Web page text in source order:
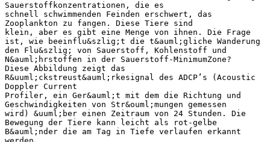
Sauerstoffkonzentrationen, die es
schnell schwimmenden Feinden erschwert, das
Zooplankton zu fangen. Diese Tiere sind
klein, aber es gibt eine Menge von ihnen. Die Frage
ist, wie beeinflu&szlig;t die t&auml;gliche Wanderung
den Flu&szlig; von Sauerstoff, Kohlenstoff und
N&auml;hrstoffen in der Sauerstoff-MinimumZone?
Diese Abbildung zeigt das
R&uuml;ckstreust&auml;rkesignal des ADCP’s (Acoustic
Doppler Current
Profiler, ein Ger&auml;t mit dem die Richtung und
Geschwindigkeiten von Str&ouml;mungen gemessen
wird) &uuml;ber einen Zeitraum von 24 Stunden. Die
Bewegung der Tiere kann leicht als rot-gelbe
B&auml;nder die am Tag in Tiefe verlaufen erkannt